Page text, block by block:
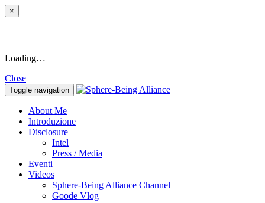
×
Loading…
Close
Toggle navigation
About Me
Introduzione
Disclosure
Intel
Press / Media
Eventi
Videos
Sphere-Being Alliance Channel
Goode Vlog